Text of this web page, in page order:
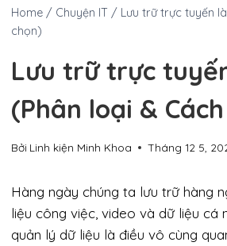
Home / Chuyện IT / Lưu trữ trực tuyến
chọn)
Lưu trữ trực
(Phân loại &
Bởi Linh kiện Minh Khoa Tháng 12 5,
Hàng ngày chúng ta lưu trữ hàng
liệu công việc, video và dữ liệu cá
quản lý dữ liệu là điều vô cùng